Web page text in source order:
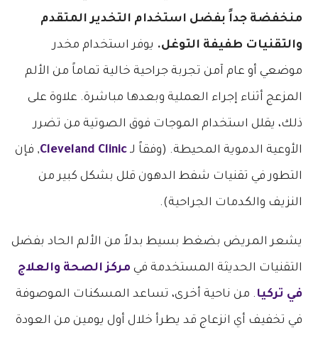
منخفضة جداً بفضل استخدام التخدير المتقدم
والتقنيات طفيفة التوغل. يوفر استخدام مخدر
موضعي أو عام آمن تجربة جراحية خالية تماماً من الألم
المزعج أثناء إجراء العملية وبعدها مباشرة. علاوة على
ذلك، يقلل استخدام الموجات فوق الصوتية من تضرر
الأوعية الدموية المحيطة. (وفقاً لـCleveland Clinic, فإن
التطور في تقنيات شفط الدهون قلل بشكل كبير من
النزيف والكدمات الجراحية).
يشعر المريض بضغط بسيط بدلاً من الألم الحاد بفضل
التقنيات الحديثة المستخدمة في مركز الصحة والعلاج
في تركيا . من ناحية أخرى، تساعد المسكنات الموصوفة
في تخفيف أي انزعاج قد يطرأ خلال أول يومين من العودة